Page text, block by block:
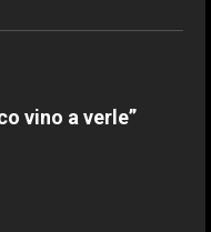
vino a verle”